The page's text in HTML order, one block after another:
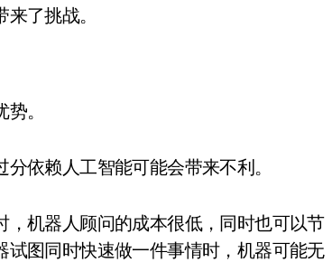
了挑战。
。
依赖人工智能可能会带来不利。
机器人顾问的成本很低，同时也可以节
图同时快速做一件事情时，机器可能无